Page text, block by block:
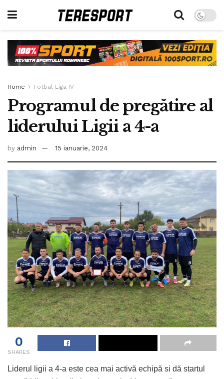
Home Fotbal Liga IV
Programul de pregătire al
liderului Ligii a 4-a
by admin 15 ianuarie, 2024
0
SHARES
Liderul ligii a 4-a este cea mai activă echipă si dă startul